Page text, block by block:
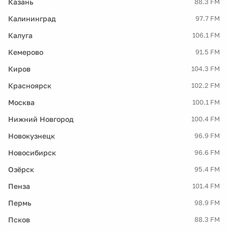
88.3 FM
Калининград 97.7 FM
Калуга 106.1 FM
Кемерово 91.5 FM
Киров 104.3 FM
Красноярск 102.2 FM
Москва 100.1 FM
Нижний Новгород 100.4 FM
Новокузнецк 96.9 FM
Новосибирск 96.6 FM
Озёрск 95.4 FM
Пенза 101.4 FM
Пермь 98.9 FM
Псков 88.3 FM